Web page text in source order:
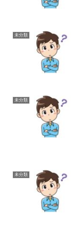
未分類
未分類
未分類